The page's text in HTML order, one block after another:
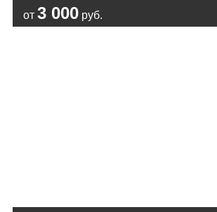
от 3 000 руб.